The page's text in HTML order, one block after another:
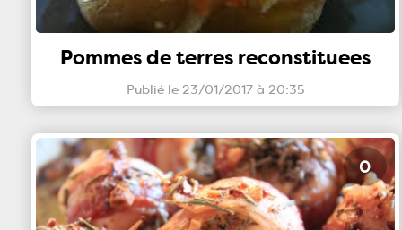
Pommes de terres reconstituees
Publié le 23/01/2017 à 20:35
0